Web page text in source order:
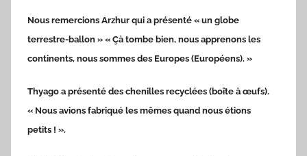
Nous remercions Arzhur qui a présenté « un globe
terrestre-ballon » « Çà tombe bien, nous apprenons les
continents, nous sommes des Europes (Européens). »
Thyago a présenté des chenilles recyclées (boîte à œufs).
« Nous avions fabriqué les mêmes quand nous étions
petits ! ».